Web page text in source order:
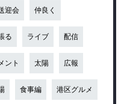
迎会 仲良く
る ライブ 配信
ント 太陽 広報
食事編 港区グルメ